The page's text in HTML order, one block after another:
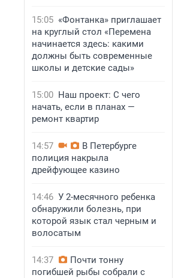
15:05 «Фонтанка» приглашает
на круглый стол «Перемена
начинается здесь: какими
должны быть современные
школы и детские сады»
15:00 Наш проект: С чего
начать, если в планах —
ремонт квартир
14:57
В Петербурге
полиция накрыла
дрейфующее казино
14:46 У 2-месячного ребенка
обнаружили болезнь, при
которой язык стал черным и
волосатым
14:37
Почти тонну
погибшей рыбы собрали с